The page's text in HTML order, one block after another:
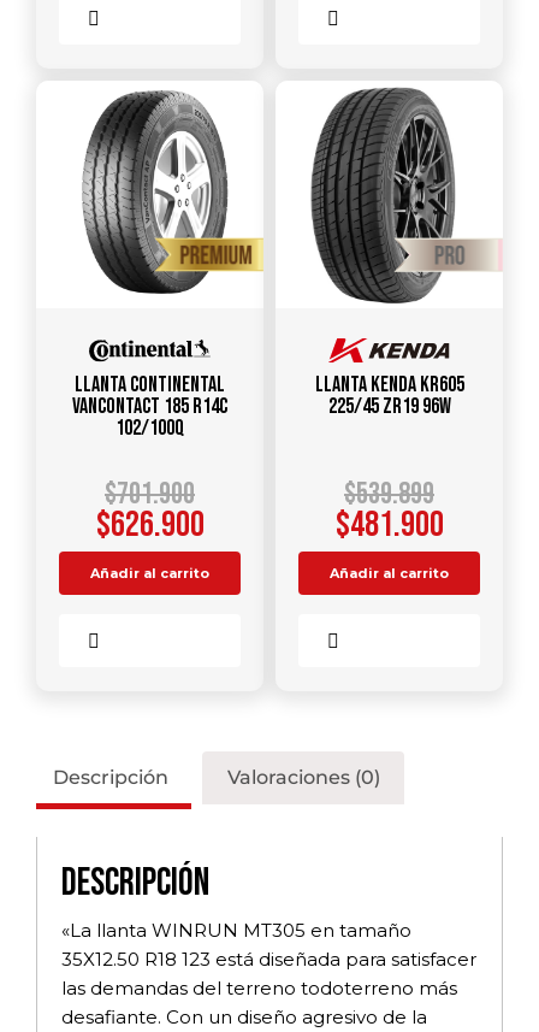
Llanta CONTINENTAL
VANCONTACT 185 R14C
102/100Q
$701.900
$626.900
Añadir al carrito
Llanta KENDA KR605
225/45 ZR19 96W
$539.899
$481.900
Añadir al carrito
Descripción Valoraciones (0)
Descripción
«La llanta WINRUN MT305 en tamaño
35X12.50 R18 123 está diseñada para satisfacer
las demandas del terreno todoterreno más
desafiante. Con un diseño agresivo de la